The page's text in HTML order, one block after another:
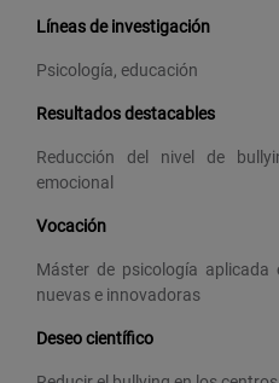
Líneas de investigación
Psicología, educación
Resultados destacables
Reducción del nivel de
emocional
Vocación
Máster de psicología
nuevas e innovadoras
Deseo científico